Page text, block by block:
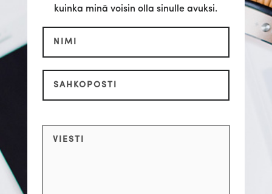
kuinka minä voisin olla sinulle avuksi.